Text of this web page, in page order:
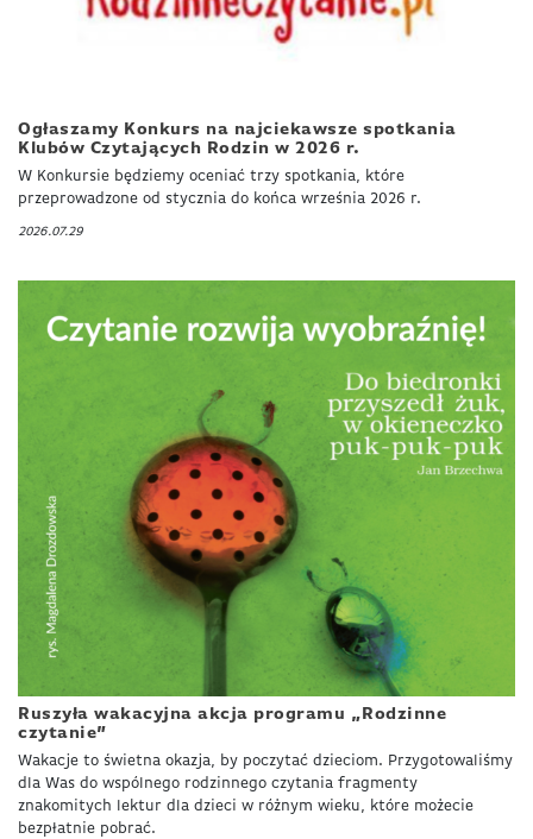
Ogłaszamy Konkurs na najciekawsze spotkania
Klubów Czytających Rodzin w 2026 r.
W Konkursie będziemy oceniać trzy spotkania, które
przeprowadzone od stycznia do końca września 2026 r.
2026.07.29
Ruszyła wakacyjna akcja programu „Rodzinne
czytanie”
Wakacje to świetna okazja, by poczytać dzieciom. Przygotowaliśmy
dla Was do wspólnego rodzinnego czytania fragmenty
znakomitych lektur dla dzieci w różnym wieku, które możecie
bezpłatnie pobrać.